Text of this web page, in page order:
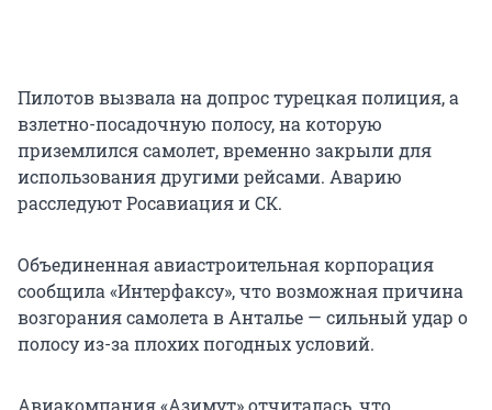
Пилотов вызвала на допрос турецкая полиция, а
взлетно-посадочную полосу, на которую
приземлился самолет, временно закрыли для
использования другими рейсами. Аварию
расследуют Росавиация и СК.
Объединенная авиастроительная корпорация
сообщила «Интерфаксу», что возможная причина
возгорания самолета в Анталье — сильный удар о
полосу из-за плохих погодных условий.
Авиакомпания «Азимут» отчиталась, что